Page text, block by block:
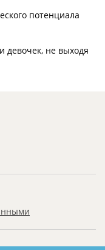
потенциала
девочек, не выходя